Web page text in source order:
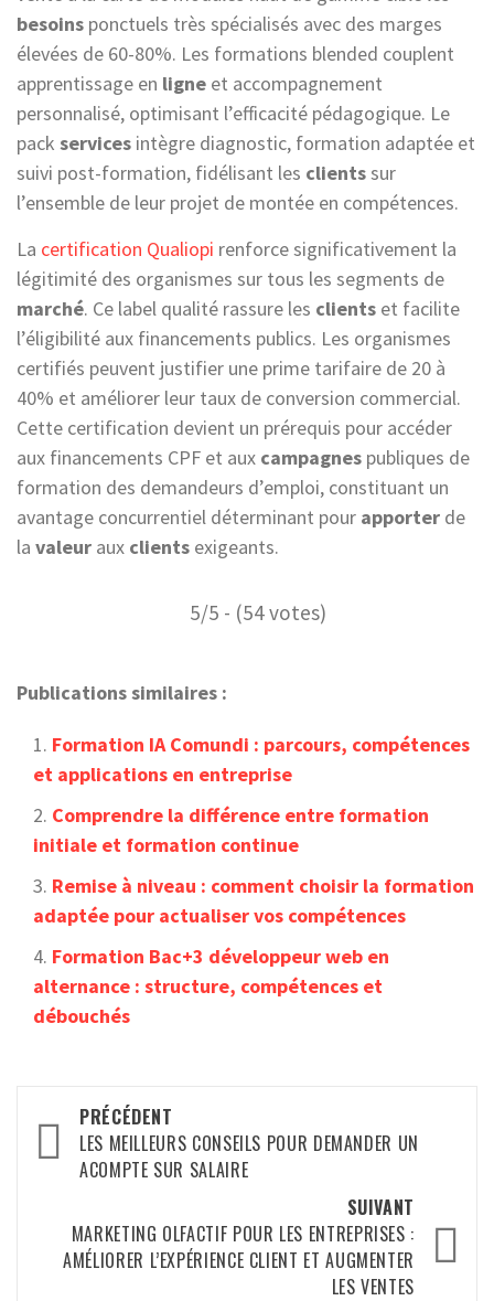
besoins ponctuels très spécialisés avec des marges
élevées de 60-80%. Les formations blended couplent
apprentissage en ligne et accompagnement
personnalisé, optimisant l’efficacité pédagogique. Le
pack services intègre diagnostic, formation adaptée et
suivi post-formation, fidélisant les clientssur
l’ensemble de leur projet de montée en compétences.
La certification Qualiopi renforce significativement la
légitimité des organismes sur tous les segments de
marché. Ce label qualité rassure les clients et facilite
l’éligibilité aux financements publics. Les organismes
certifiés peuvent justifier une prime tarifaire de 20 à
40% et améliorer leur taux de conversion commercial.
Cette certification devient un prérequis pour accéder
aux financements CPF et aux campagnes publiques de
formation des demandeurs d’emploi, constituant un
avantage concurrentiel déterminant pour apporter de
la valeur aux clients exigeants.
5/5 - (54 votes)
Publications similaires :
Formation IA Comundi : parcours, compétences
et applications en entreprise
Comprendre la différence entre formation
initiale et formation continue
Remise à niveau : comment choisir la formation
adaptée pour actualiser vos compétences
Formation Bac+3 développeur web en
alternance : structure, compétences et
débouchés
Navigation
d’article
PRÉCÉDENT
LES MEILLEURS CONSEILS POUR DEMANDER UN
ACOMPTE SUR SALAIRE
SUIVANT
MARKETING OLFACTIF POUR LES ENTREPRISES :
AMÉLIORER L’EXPÉRIENCE CLIENT ET AUGMENTER
LES VENTES